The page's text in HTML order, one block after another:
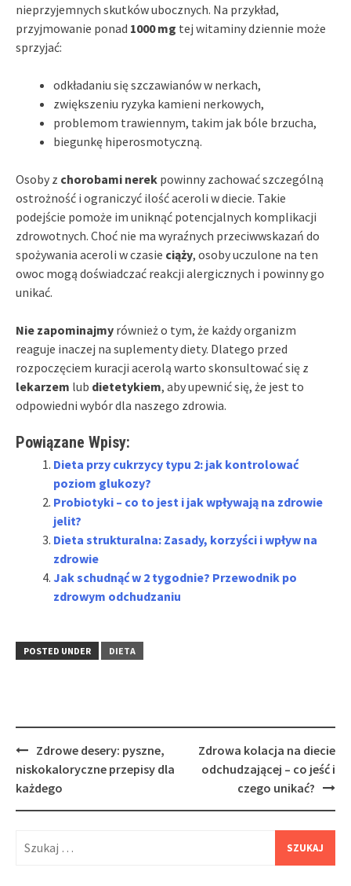
nieprzyjemnych skutków ubocznych. Na przykład,
przyjmowanie ponad 1000 mg tej witaminy dziennie może
sprzyjać:
odkładaniu się szczawianów w nerkach,
zwiększeniu ryzyka kamieni nerkowych,
problemom trawiennym, takim jak bóle brzucha,
biegunkę hiperosmotyczną.
Osoby z chorobami nerek powinny zachować szczególną
ostrożność i ograniczyć ilość aceroli w diecie. Takie
podejście pomoże im uniknąć potencjalnych komplikacji
zdrowotnych. Choć nie ma wyraźnych przeciwwskazań do
spożywania aceroli w czasie ciąży, osoby uczulone na ten
owoc mogą doświadczać reakcji alergicznych i powinny go
unikać.
Nie zapominajmy również o tym, że każdy organizm
reaguje inaczej na suplementy diety. Dlatego przed
rozpoczęciem kuracji acerolą warto skonsultować się z
lekarzem lub dietetykiem, aby upewnić się, że jest to
odpowiedni wybór dla naszego zdrowia.
Powiązane Wpisy:
Dieta przy cukrzycy typu 2: jak kontrolować
poziom glukozy?
Probiotyki – co to jest i jak wpływają na zdrowie
jelit?
Dieta strukturalna: Zasady, korzyści i wpływ na
zdrowie
Jak schudnąć w 2 tygodnie? Przewodnik po
zdrowym odchudzaniu
POSTED UNDER DIETA
Post
navigation
Zdrowe desery: pyszne,
niskokaloryczne przepisy dla
każdego
Zdrowa kolacja na diecie
odchudzającej – co jeść i
czego unikać?